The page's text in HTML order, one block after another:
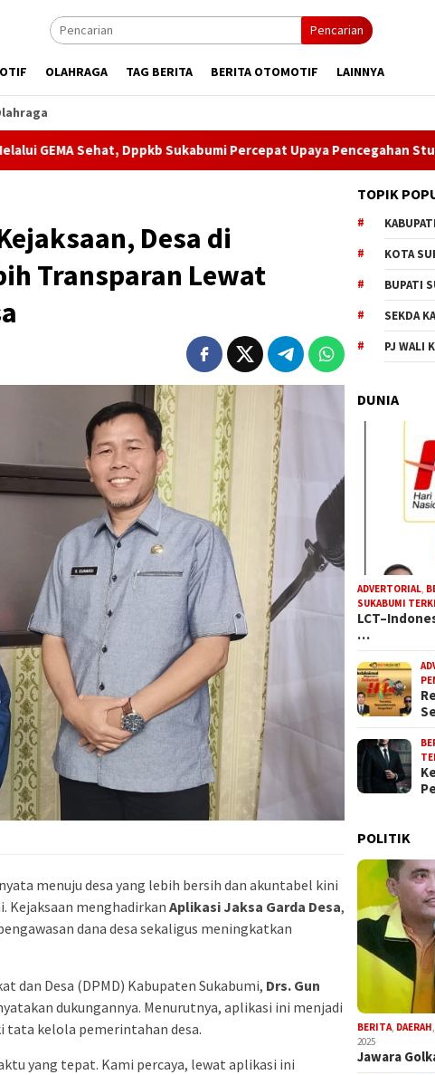
Pencarian
OLAHRAGA TAG BERITA BERITA OTOMOTIF LAINNYA
Dppkb Sukabumi Percepat Upaya Pencegahan Stunting
Desa di
Transparan Lewat
menuju desa yang lebih bersih dan akuntabel kini
Kejaksaan menghadirkan Aplikasi Jaksa Garda Desa,
dana desa sekaligus meningkatkan
dan Desa (DPMD) Kabupaten Sukabumi, Drs. Gun
dukungannya. Menurutnya, aplikasi ini menjadi
tata kelola pemerintahan desa.
yang tepat. Kami percaya, lewat aplikasi ini
TOPIK
KOTA
BUPATI
SEKDA
PJ WALI
DUNIA
ADVERTORIAL
SUKABUMI
…
POLITIK
BERITA DAERAH
2025
Jawara